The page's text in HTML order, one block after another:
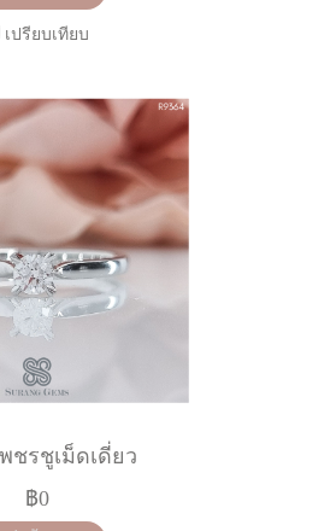
เปรียบเทียบ
ชรชูเม็ดเดี่ยว
฿0